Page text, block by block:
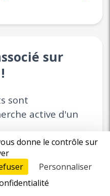
sur
sont
active d'un
donne le contrôle sur
Personnaliser